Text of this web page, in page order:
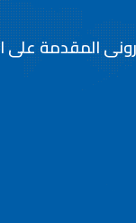
المقدمة على